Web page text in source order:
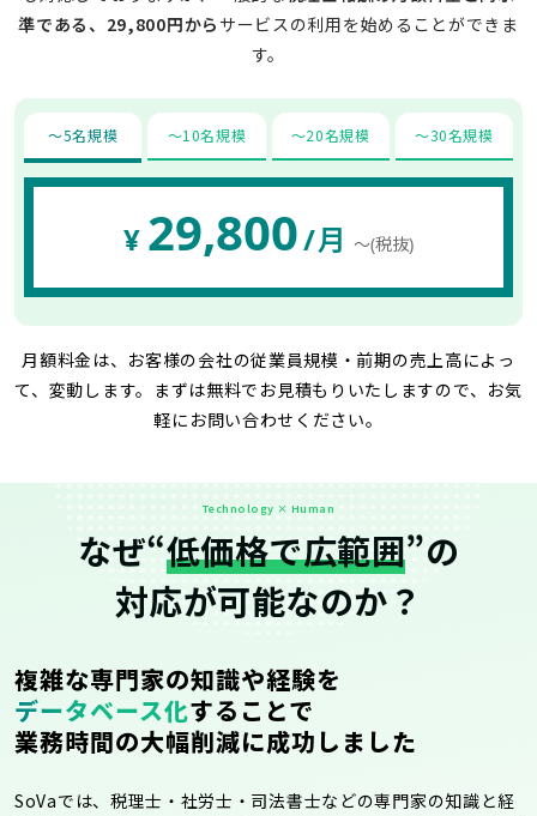
準である、29,800円から サービスの利用を始めることができま
す。
〜5名規模 〜10名規模 〜20名規模 〜30名規模
¥ 29,800/月 〜(税抜)
月額料金は、お客様の会社の従業員規模・前期の売上高によっ
て、変動します。 まずは無料でお見積もりいたしますので、お気
軽にお問い合わせください。
Technology × Human
なぜ“低価格で広範囲”の
対応が可能なのか？
複雑な専門家の知識や経験を
データベース化することで
業務時間の大幅削減に成功しました
SoVaでは、税理士・社労士・司法書士などの専門家の知識と経